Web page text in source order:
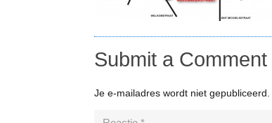
Submit a Comment
Je e-mailadres wordt niet gepubliceerd.